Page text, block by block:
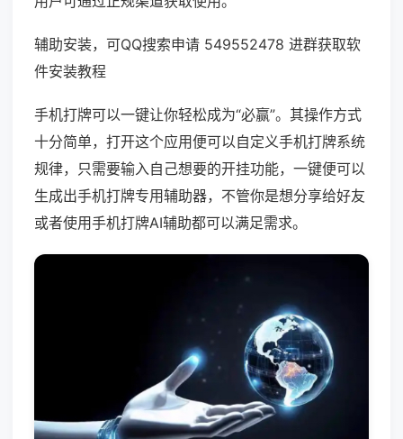
辅助安装，可QQ搜索申请 549552478 进群获取软
件安装教程
手机打牌可以一键让你轻松成为“必赢”。其操作方式
十分简单，打开这个应用便可以自定义手机打牌系统
规律，只需要输入自己想要的开挂功能，一键便可以
生成出手机打牌专用辅助器，不管你是想分享给好友
或者使用手机打牌AI辅助都可以满足需求。